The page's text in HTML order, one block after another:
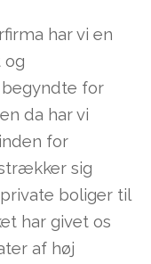
har vi en
begyndte for
da har vi
for
sig
boliger til
har givet os
af høj